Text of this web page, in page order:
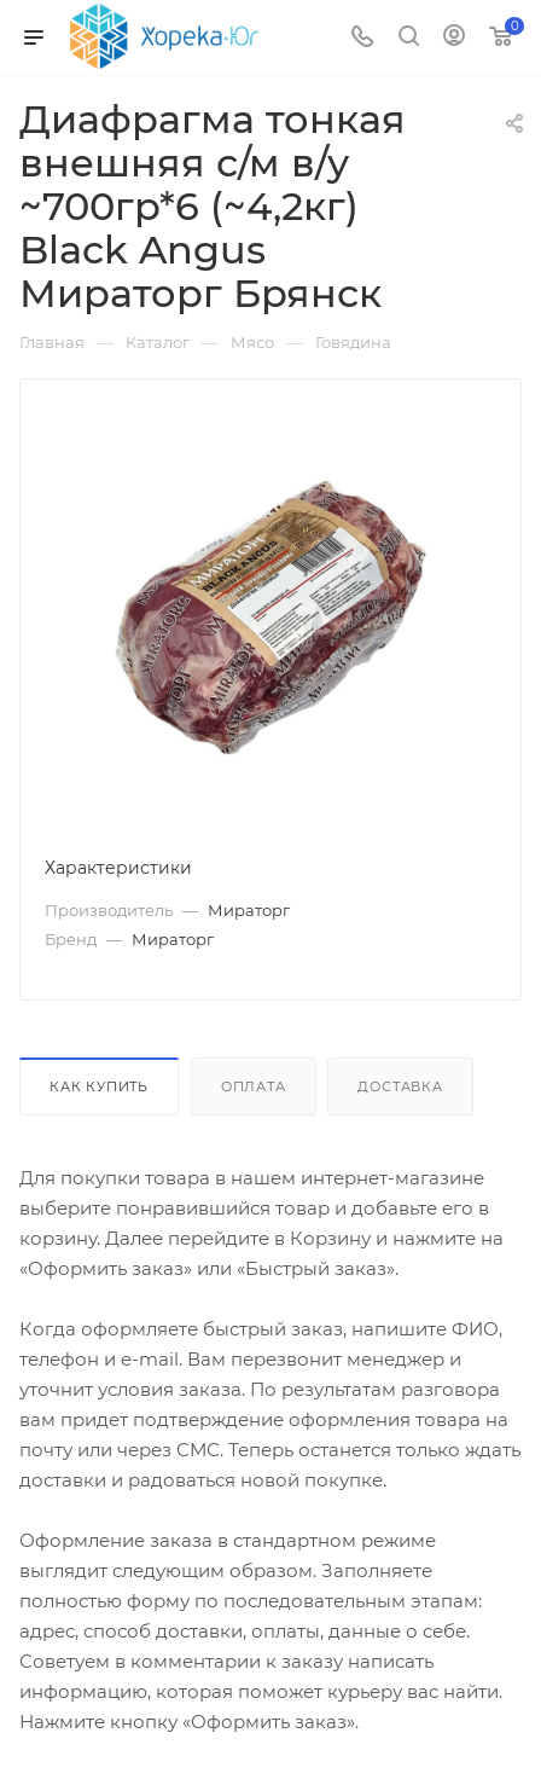
0
Диафрагма тонкая
внешняя с/м в/у
~700гр*6 (~4,2кг)
Black Angus
Мираторг Брянск
Главная — Каталог — Мясо — Говядина
Характеристики
Производитель — Мираторг
Бренд — Мираторг
КАК КУПИТЬ ОПЛАТА ДОСТАВКА
Для покупки товара в нашем интернет-магазине
выберите понравившийся товар и добавьте его в
корзину. Далее перейдите в Корзину и нажмите на
«Оформить заказ» или «Быстрый заказ».
Когда оформляете быстрый заказ, напишите ФИО,
телефон и e-mail. Вам перезвонит менеджер и
уточнит условия заказа. По результатам разговора
вам придет подтверждение оформления товара на
почту или через СМС. Теперь останется только ждать
доставки и радоваться новой покупке.
Оформление заказа в стандартном режиме
выглядит следующим образом. Заполняете
полностью форму по последовательным этапам:
адрес, способ доставки, оплаты, данные о себе.
Советуем в комментарии к заказу написать
информацию, которая поможет курьеру вас найти.
Нажмите кнопку «Оформить заказ».